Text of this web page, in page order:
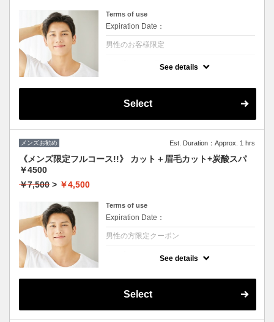
Terms of use
Expiration Date：
男性のお客様限定
かな印象になります！！
See details
Select
メンズお勧め Est. Duration：Approx. 1 hrs
《メンズ限定フルコース!!》 カット＋眉毛カット+炭酸スパ
￥4500
￥7,500 > ￥4,500
Terms of use
Expiration Date：
男性の方限定クーポン
眉毛のお手入れもついてるのですっきり爽や
かな印象になります！！
See details
Select